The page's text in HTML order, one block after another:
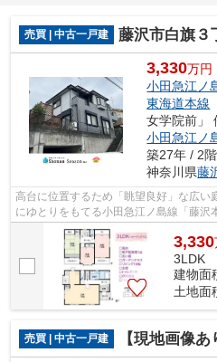
売買 | 中古一戸建 藤沢市白旗３
3,330万円
小田急江ノ
東海道本線
女学院前」
小田急江ノ
築27年 / 2
神奈川県藤
高台に位置するため「眺望良好」な広
にゆとりをもてる小田急江ノ島線「藤沢
詳細は「湘南シーズン」までお気軽に...
3,330
3LDK
建物面
土地面
売買 | 中古一戸建 【現地画像あり】茅